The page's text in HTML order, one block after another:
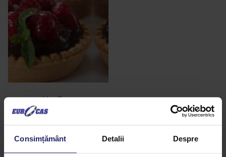
Consimțământ Detalii Despre
Mini Tarte